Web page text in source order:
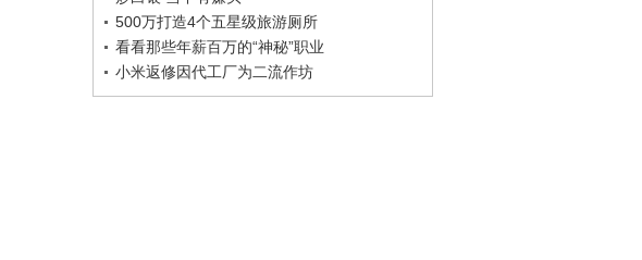
500万打造4个五星级旅游厕所
看看那些年薪百万的“神秘”职业
小米返修因代工厂为二流作坊